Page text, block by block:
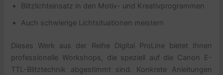
Blitzlichteinsatz in den Motiv- und Kreativprogrammen
Auch schwierige Lichtsituationen meistern
Dieses Werk aus der Reihe Digital ProLine bietet Ihnen
professionelle Workshops, die speziell auf die Canon E-
TTL-Blitztechnik abgestimmt sind. Konkrete Anleitungen